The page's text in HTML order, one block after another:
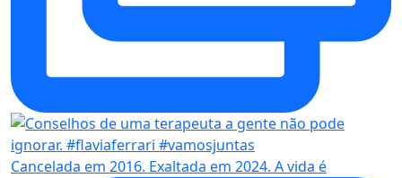
Cancelada em 2016. Exaltada em 2024. A vida é